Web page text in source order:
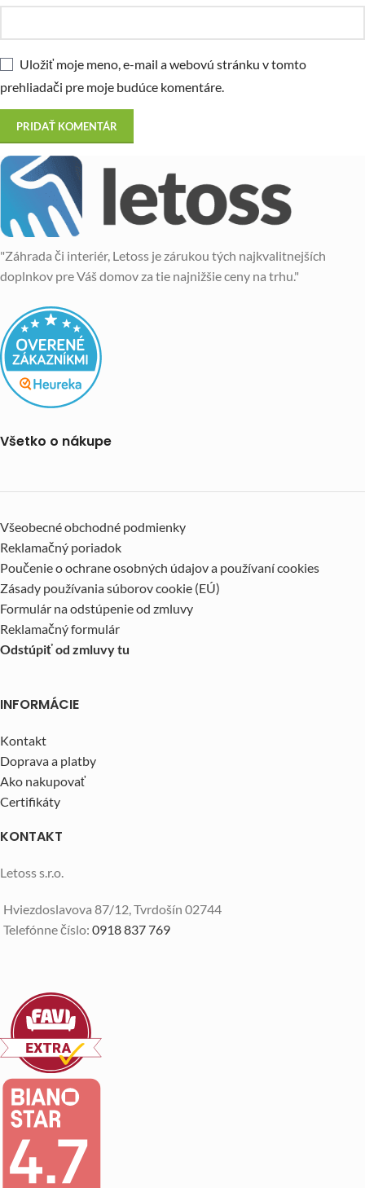
Uložiť moje meno, e-mail a webovú stránku v tomto
prehliadači pre moje budúce komentáre.
"Záhrada či interiér, Letoss je zárukou tých najkvalitnejších
doplnkov pre Váš domov za tie najnižšie ceny na trhu."
Všetko o nákupe
Všeobecné obchodné podmienky
Reklamačný poriadok
Poučenie o ochrane osobných údajov a používaní cookies
Zásady používania súborov cookie (EÚ)
Formulár na odstúpenie od zmluvy
Reklamačný formulár
Odstúpiť od zmluvy tu
INFORMÁCIE
Kontakt
Doprava a platby
Ako nakupovať
Certifikáty
KONTAKT
Letoss s.r.o.
Hviezdoslavova 87/12, Tvrdošín 02744
Telefónne číslo: 0918 837 769